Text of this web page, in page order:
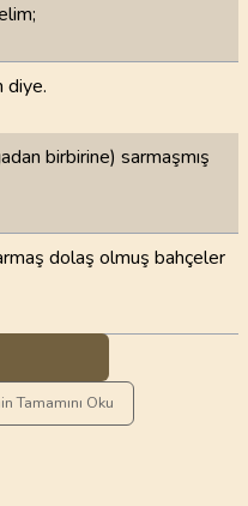
diye.
birbirine) sarmaşmış
dolaş olmuş bahçeler
Tamamını Oku